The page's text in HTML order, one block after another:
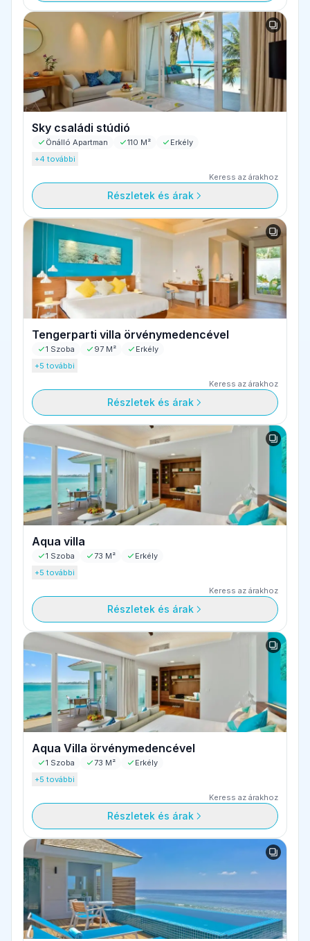
Sky családi stúdió
Önálló Apartman 110 M²
Erkély
+4 további
Keress az árakhoz
Részletek és árak
Tengerparti villa örvénymedencével
1 Szoba 97 M²
Erkély
+5 további
Keress az árakhoz
Részletek és árak
Aqua villa
1 Szoba 73 M²
Erkély
+5 további
Keress az árakhoz
Részletek és árak
Aqua Villa örvénymedencével
1 Szoba 73 M²
Erkély
+5 további
Keress az árakhoz
Részletek és árak